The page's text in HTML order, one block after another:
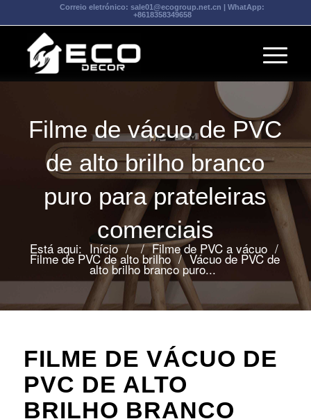
Correio eletrónico:sale01@ecogroup.net.cn | WhatApp:
+8618358349658
Filme de vácuo de PVC
de alto brilho branco
puro para prateleiras
comerciais
Está aqui: Início / / Filme de PVC a vácuo /
Filme de PVC de alto brilho / Vácuo de PVC de
alto brilho branco puro...
FILME DE VÁCUO DE
PVC DE ALTO
BRILHO BRANCO